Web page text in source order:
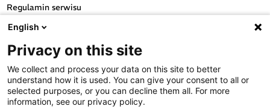
Regulamin serwisu
Regulamin konkursu
Farmacja Play
Regulamin konkursu Lakcid
Regulamin konkursu Acard
Regulamin konkursu Biotebal
Regulamin konkursu Asmenol
English
Privacy on this site
We collect and process your data on this site to better
understand how it is used. You can give your consent to all or
selected purposes, or you can decline them all. For more
information, see our privacy policy.